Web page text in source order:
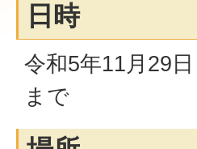
日時
令和5年11月29
まで